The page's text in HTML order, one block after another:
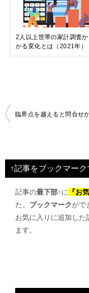
2人以上世帯の家計調査
かる変化とは（2021年）
投
ビ
ゲ
臨界点を越えると問合せ
↑記事をブックマー
記事の最下部↑に 『お
た。 ブックマークがで
お気に入りに追加した
ます。